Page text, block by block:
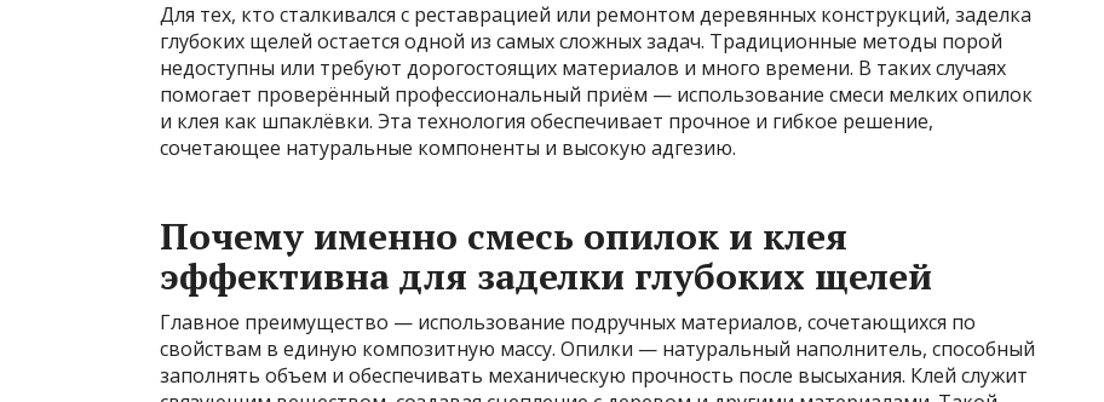
Для тех, кто сталкивался с реставрацией или ремонтом деревянных конструкций, заделка
глубоких щелей остается одной из самых сложных задач. Традиционные методы порой
недоступны или требуют дорогостоящих материалов и много времени. В таких случаях
помогает проверённый профессиональный приём — использование смеси мелких опилок
и клея как шпаклёвки. Эта технология обеспечивает прочное и гибкое решение,
сочетающее натуральные компоненты и высокую адгезию.
Почему именно смесь опилок и клея
эффективна для заделки глубоких щелей
Главное преимущество — использование подручных материалов, сочетающихся по
свойствам в единую композитную массу. Опилки — натуральный наполнитель, способный
заполнять объем и обеспечивать механическую прочность после высыхания. Клей служит